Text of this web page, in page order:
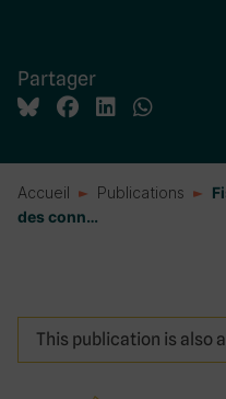
Partager
Accueil Publications
des conn…
This publication is also